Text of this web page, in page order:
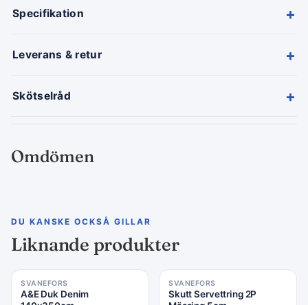
Specifikation +
Leverans & retur +
Skötselråd +
Omdömen
DU KANSKE OCKSÅ GILLAR
Liknande produkter
SVANEFORS
A&E Duk Denim
SVANEFORS
Skutt Servettring 2P